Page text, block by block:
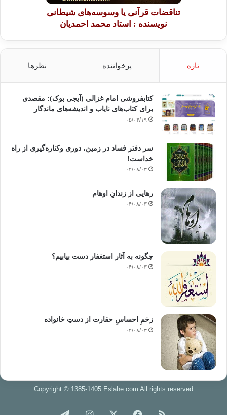
تناقضات قرآنی یا وسوسه‌های شیطانی
نویسنده : استاد محمد احمدیان
تازه پرخواننده نظرها
کتابفروشی امام غزالی (آیجی بوک): مقصدی
برای کتاب‌های نایاب و اندیشه‌های ماندگار
۰۵/۰۳/۱۹
سر دفتر فساد در زمین‌، دوری وکناره‌گیری از راه
خداست‌!
۰۴/۰۸/۰۳
رهایی از زندانِ اوهام
۰۴/۰۸/۰۳
چگونه به آثار استغفار دست بیابیم؟
۰۴/۰۸/۰۳
زخمِ احساسِ حقارت از دستِ خانواده
۰۴/۰۸/۰۳
Copyright © 1385-1405 Eslahe.com All rights reserved